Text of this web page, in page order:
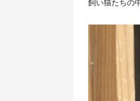
飼い猫たちの